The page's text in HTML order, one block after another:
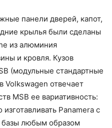
панели дверей, капот,
крылья были сделаны
из алюминия
и кровля. Кузов
(модульные стандартные
Volkswagen отвечает
MSB ее вариативность:
Panamera с
базы любым образом